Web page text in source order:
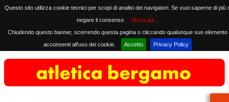
Questo sito utilizza cookie tecnici per scopi di analisi dei navigatori. Se vuoi saperne di più
negare il consenso
clicca qui
Chiudendo questo banner, scorrendo questa pagina o cliccando qualunque suo elemento
acconsenti all'uso dei cookie.
Accetto Privacy Policy